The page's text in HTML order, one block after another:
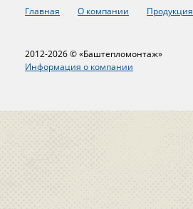
Главная О компании Продукция
2012-2026 © «Баштепломонтаж»
Информация о компании